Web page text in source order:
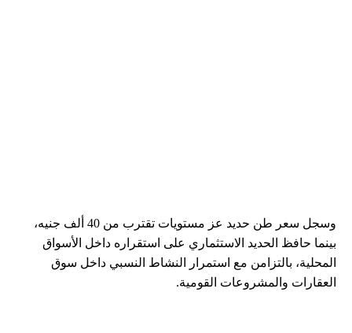
وسجل سعر طن حديد عز مستويات تقترب من 40 ألف جنيه،
بينما حافظ الحديد الاستثماري على استقراره داخل الأسواق
المحلية، بالتزامن مع استمرار النشاط النسبي داخل سوق
العقارات والمشروعات القومية.